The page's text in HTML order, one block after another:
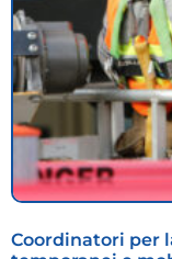
Coordinatori per